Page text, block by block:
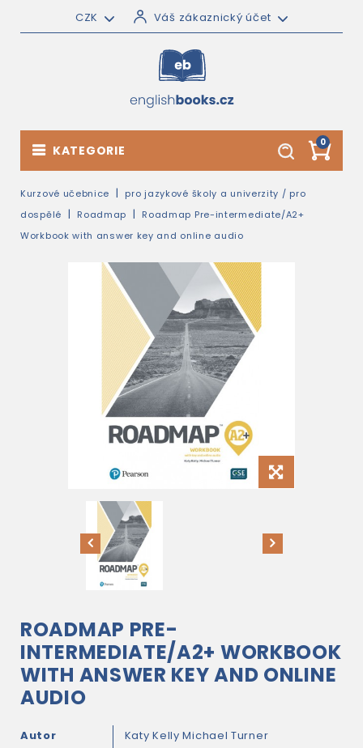
CZK Váš zákaznický účet
0
KATEGORIE
Kurzové učebnice
pro jazykové školy a univerzity / pro
dospělé
Roadmap
Roadmap Pre-intermediate/A2+
Workbook with answer key and online audio
ROADMAP PRE-
INTERMEDIATE/A2+ WORKBOOK
WITH ANSWER KEY AND ONLINE
AUDIO
Autor Katy KellyMichael Turner